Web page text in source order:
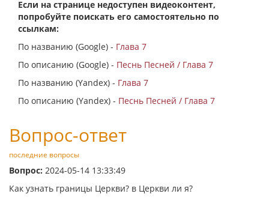
Если на странице недоступен видеоконтент,
попробуйте поискать его самостоятельно по
ссылкам:
По названию (Google) - Глава 7
По описанию (Google) - Песнь Песней / Глава 7
По названию (Yandex) - Глава 7
По описанию (Yandex) - Песнь Песней / Глава 7
Вопрос-ответ
последние вопросы
Вопрос: 2024-05-14 13:33:49
Как узнать границы Церкви? в Церкви ли я?